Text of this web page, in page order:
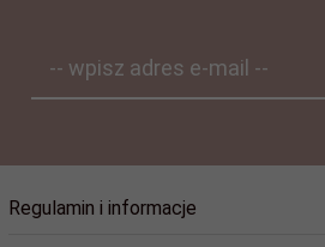
-- wpisz adres e-mail --
Regulamin i informacje